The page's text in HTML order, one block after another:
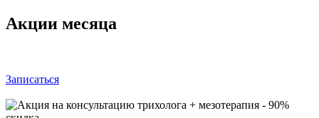
Акции месяца
Записаться